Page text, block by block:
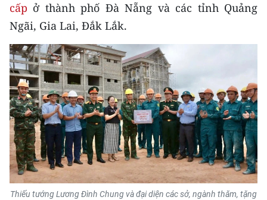
VỀ BÁO NHÂN DÂN
THỜI NAY
NHÂN DÂN CUỐI TUẦN
NHÂN DÂN HẰNG THÁNG
MUA BÁO
ĐỌC BÁO IN
cấp ở thành phố Đà Nẵng và các tỉnh Quảng
Ngãi, Gia Lai, Đắk Lắk.
Thiếu tướng Lương Đình Chung và đại diện các sở, ngành thăm, tặng